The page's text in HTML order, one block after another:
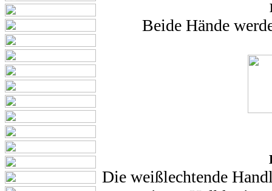
Beide Hände
Die weißlechtende